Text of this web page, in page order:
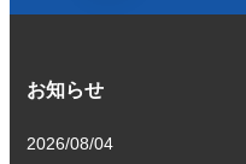
お知らせ
2026/08/04